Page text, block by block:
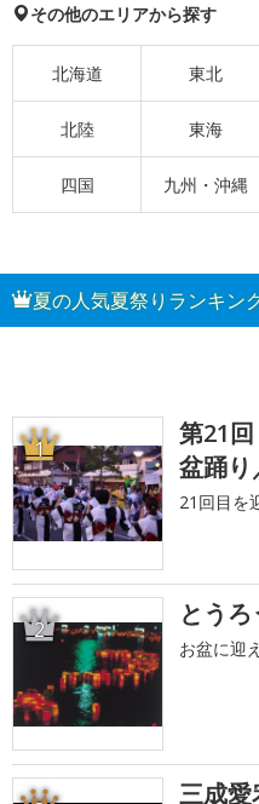
その他のエリアから探す
北海道 東北
北陸 東海
四国 九州・沖縄
夏の人気夏祭りランキン
1
第21
盆踊
21回目を
2 とう
お盆に迎
三成